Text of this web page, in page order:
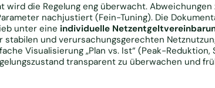
wird die Regelung eng überwacht.
nachjustiert (Fein-Tuning). Die
unter eine individuelle
stabilen und verursachungsgerechten
Visualisierung „Plan vs. Ist“ (Peak-Reduktion,
transparent zu überwachen und